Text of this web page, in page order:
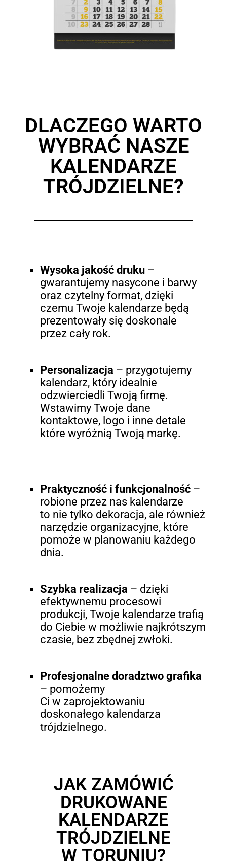
DLACZEGO WARTO
WYBRAĆ NASZE
KALENDARZE
TRÓJDZIELNE?
Wysoka jakość druku–
gwarantujemy nasycone i barwy
oraz czytelny format, dzięki
czemu Twoje kalendarze będą
prezentowały się doskonale
przez cały rok.
Personalizacja – przygotujemy
kalendarz, który idealnie
odzwierciedli Twoją firmę.
Wstawimy Twoje dane
kontaktowe, logo i inne detale
które wyróżnią Twoją markę.
Praktyczność i funkcjonalność–
robione przez nas kalendarze
to nie tylko dekoracja, ale również
narzędzie organizacyjne, które
pomoże w planowaniu każdego
dnia.
Szybka realizacja – dzięki
efektywnemu procesowi
produkcji, Twoje kalendarze trafią
do Ciebie w możliwie najkrótszym
czasie, bez zbędnej zwłoki.
Profesjonalne doradztwo grafika
– pomożemy
Ci w zaprojektowaniu
doskonałego kalendarza
trójdzielnego.
JAK ZAMÓWIĆ
DRUKOWANE
KALENDARZE
TRÓJDZIELNE
W TORUNIU?